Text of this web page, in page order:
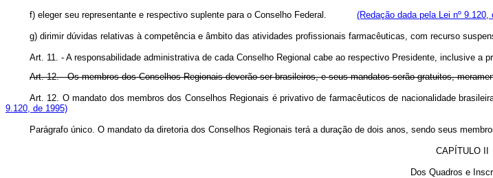
f) eleger seu representante e respectivo suplente para o Conselho Federal. (Redação dada pela Lei nº 9.120,
g) dirimir dúvidas relativas à competência e âmbito das atividades profissionais farmacêuticas, com recurso
Art. 11. - A responsabilidade administrativa de cada Conselho Regional cabe ao respectivo Presidente, inclusive a
Art. 12. - Os membros dos Conselhos Regionais deverão ser brasileiros, e seus mandatos serão gratuitos,
Art. 12. O mandato dos membros dos Conselhos Regionais é privativo de farmacêuticos de nacionalidade
9.120, de 1995)
Parágrafo único. O mandato da diretoria dos Conselhos Regionais terá a duração de dois anos, sendo seus
CAPÍTULO II
Dos Quadros e